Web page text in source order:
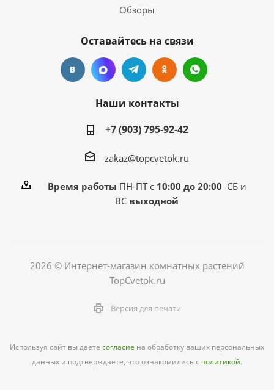
Обзоры
Оставайтесь на связи
Наши контакты
+7 (903) 795-92-42
zakaz@topcvetok.ru
Время работы ПН-ПТ с 10:00 до 20:00 СБ и
ВС выходной
2026 © Интернет-магазин комнатных растений
TopCvetok.ru
Версия для печати
Используя сайт вы даете согласие на обработку ваших персональных
данных и подтверждаете, что ознакомились с политикой.